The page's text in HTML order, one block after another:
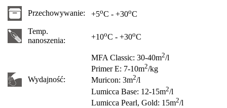
Przechowywanie: +5oC - +30oC
Temp.
nanoszenia:
+10oC - +30oC
Wydajność:
MFA Classic: 30-40m2/l
Primer E: 7-10m2/kg
Muricon: 3m2/l
Lumicca Base: 12-15m2/l
Lumicca Pearl, Gold: 15m2/l